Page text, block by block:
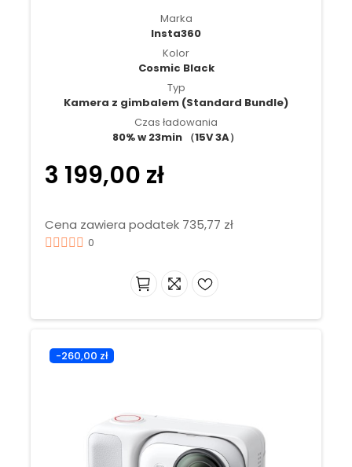
Marka
Insta360
Kolor
Cosmic Black
Typ
Kamera z gimbalem (Standard Bundle)
Czas ładowania
80% w 23min （15V 3A）
3 199,00 zł
Cena zawiera podatek 735,77 zł
0
-260,00 zł